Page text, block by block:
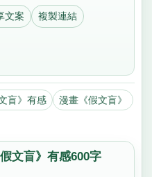
文案 複製連結
盲》有感
漫畫《假文盲》
文盲》有感600字